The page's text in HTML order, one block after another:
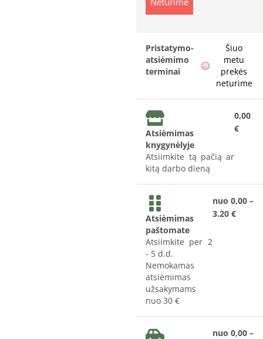
Pristatymo-
atsiėmimo
terminai
Šiuo
metu
prekės
neturime
Atsiėmimas
knygynėlyje
Atsiimkite tą pačią ar
kitą darbo dieną
0,00
€
Atsiėmimas
paštomate
Atsiimkite per 2
- 5 d.d.
Nemokamas
atsiėmimas
užsakymams
nuo 30 €
nuo 0,00 –
3.20 €
nuo 0,00 –